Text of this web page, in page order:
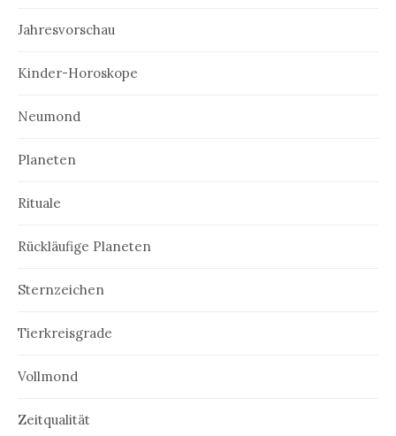
Jahresvorschau
Kinder-Horoskope
Neumond
Planeten
Rituale
Rückläufige Planeten
Sternzeichen
Tierkreisgrade
Vollmond
Zeitqualität